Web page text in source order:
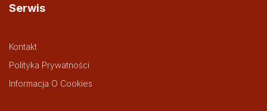
Serwis
Kontakt
Polityka Prywatności
Informacja O Cookies